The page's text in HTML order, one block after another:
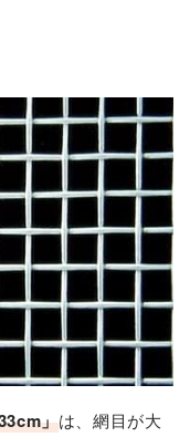
」は、網目が大